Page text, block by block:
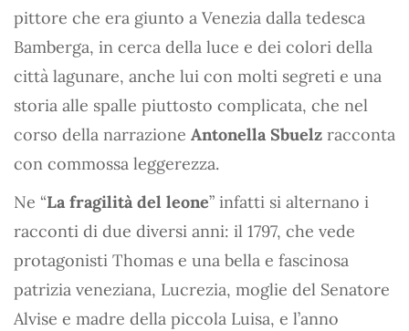
pittore che era giunto a Venezia dalla tedesca
Bamberga, in cerca della luce e dei colori della
città lagunare, anche lui con molti segreti e una
storia alle spalle piuttosto complicata, che nel
corso della narrazione Antonella Sbuelz racconta
con commossa leggerezza.
Ne “La fragilità del leone” infatti si alternano i
racconti di due diversi anni: il 1797, che vede
protagonisti Thomas e una bella e fascinosa
patrizia veneziana, Lucrezia, moglie del Senatore
Alvise e madre della piccola Luisa, e l’anno